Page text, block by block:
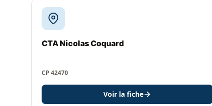
CTA Nicolas Coquard
CP 42470
Voir la fiche